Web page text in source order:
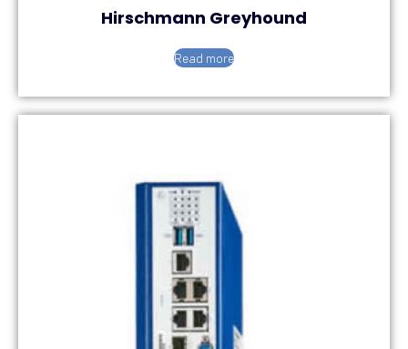
Hirschmann Greyhound
Read more